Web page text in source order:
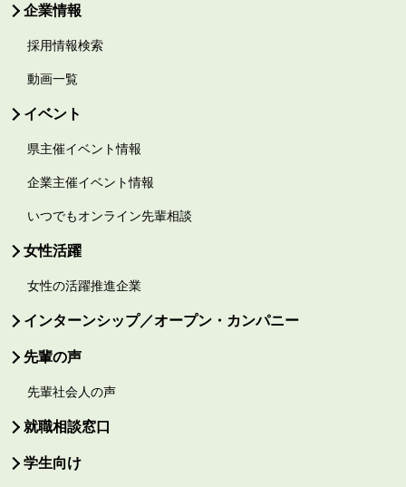
企業情報
採用情報検索
動画一覧
イベント
県主催イベント情報
企業主催イベント情報
いつでもオンライン先輩相談
女性活躍
女性の活躍推進企業
インターンシップ／オープン・カンパニー
先輩の声
先輩社会人の声
就職相談窓口
学生向け